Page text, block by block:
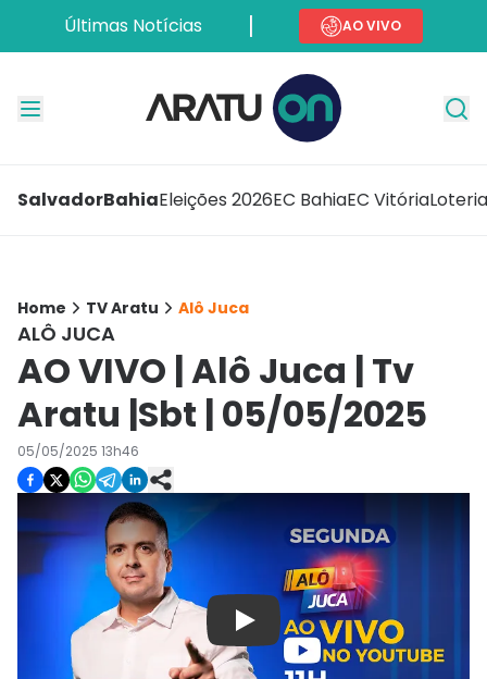
Últimas Notícias AO VIVO
SalvadorBahiaEleições 2026EC BahiaEC Vitória
Home TV Aratu Alô Juca
ALÔ JUCA
AO VIVO | Alô Juca | Tv
Aratu |Sbt | 05/05/2025
05/05/2025 13h46
Play